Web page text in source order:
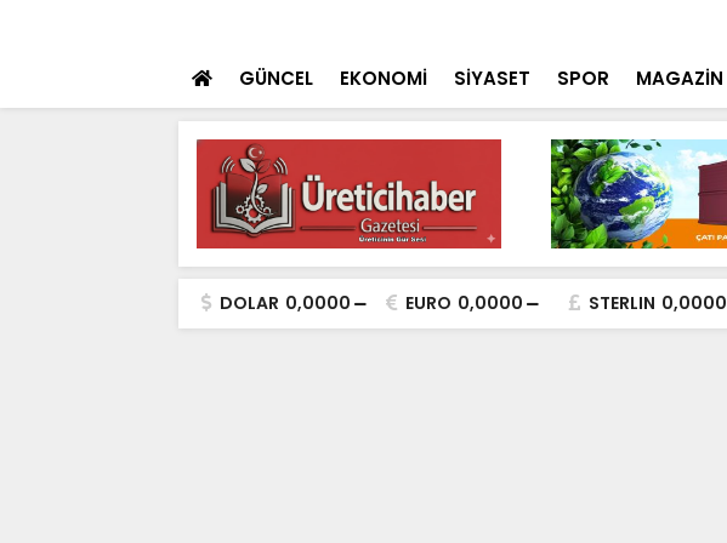
Yanındayız"
GÜNCEL EKONOMİ SİYASET SPOR MAGAZİN
DOLAR 0,0000 EURO 0,0000 STERLIN 0,0000